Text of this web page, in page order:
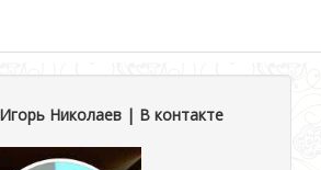
Николаев | В контакте